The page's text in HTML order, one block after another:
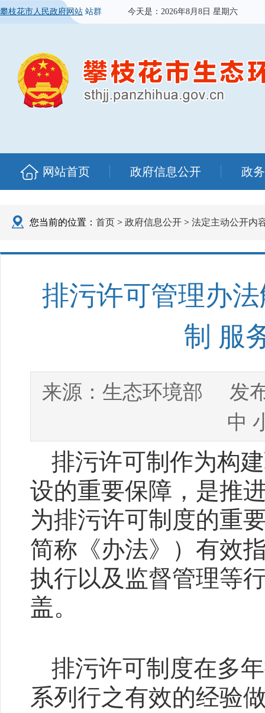
攀枝花市人民政府网站 站群 今天是： 2026年8月8日 星期六
网站首页 政府信息公开 政
您当前的位置： 首页 > 政府信息公开 > 法定主动公开内
排污许可管理办
制 服
来源： 生态环境部 发
中
排污许可制作为构
设的重要保障，是推
为排污许可制度的重
简称《办法》）有效
执行以及监督管理等
盖。
排污许可制度在多
系列行之有效的经验